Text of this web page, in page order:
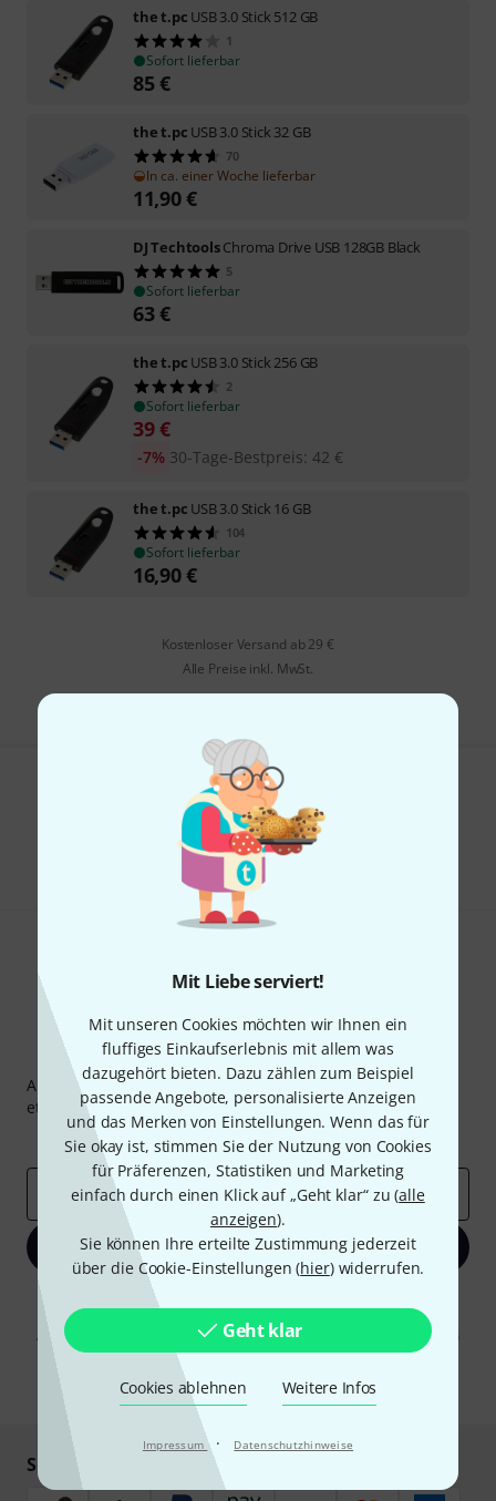
Mit Liebe serviert!
Mit unseren Cookies möchten wir Ihnen ein
fluffiges Einkaufserlebnis mit allem was
dazugehört bieten. Dazu zählen zum Beispiel
passende Angebote, personalisierte Anzeigen
und das Merken von Einstellungen. Wenn das für
Sie okay ist, stimmen Sie der Nutzung von Cookies
für Präferenzen, Statistiken und Marketing
einfach durch einen Klick auf „Geht klar“ zu (alle
anzeigen).
Sie können Ihre erteilte Zustimmung jederzeit
über die Cookie-Einstellungen (hier) widerrufen.
Geht klar
Cookies ablehnen Weitere Infos
Impressum · Datenschutzhinweise
the t.pc USB 3.0 Stick 512 GB
1
Sofort lieferbar
85€
the t.pc USB 3.0 Stick 32 GB
70
In ca. einer Woche lieferbar
11,90€
DJ TechtoolsChroma Drive USB 128GB Black
5
Sofort lieferbar
63€
the t.pc USB 3.0 Stick 256 GB
2
Sofort lieferbar
39€
30-Tage-Bestpreis: 42 €
-7%
the t.pc USB 3.0 Stick 16 GB
104
Sofort lieferbar
16,90€
Kostenloser Versand ab 29 €
Alle Preise inkl. MwSt.
Gefällt Ihnen, was Sie sehen?
Teilen Hilfe & Feedback
Thomann Newsletter
Abonniere den Thomann Newsletter und gewinne mit
etwas Glück einen von50 Gutscheinenüber jeweils50€
Inspirierende Beiträge
Deals Thomann Insights
E-Mail-Adresse*
Jetzt anmelden
Mit Klick auf „Jetzt anmelden“ stimmen Sie dem Erhalt von E-Mail-
Werbung und einer Messung des E-Mail-Nutzungsverhaltens zu. Die
Abmeldung ist jederzeit möglich. Weitere Informationen finden Sie in
unserenDatenschutzhinweisen.
* Pflichtfeld
Sicher einkaufen & bezahlen